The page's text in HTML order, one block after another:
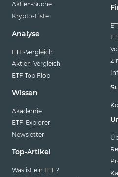
Aktien-Suche
Krypto-Liste
Analyse
ETF-Vergleich
Aktien-Vergleich
ETF Top Flop
Wissen
Akademie
ETF-Explorer
Newsletter
Top-Artikel
Was ist ein ETF?